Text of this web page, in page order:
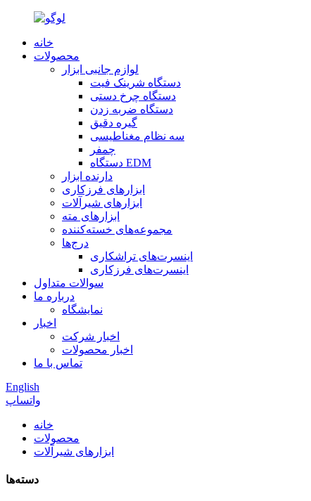
خانه
محصولات
لوازم جانبی ابزار
دستگاه شرینک فیت
دستگاه چرخ دستی
دستگاه ضربه زدن
گیره دقیق
سه نظام مغناطیسی
چمفر
دستگاه EDM
دارنده ابزار
ابزارهای فرزکاری
ابزارهای شیرآلات
ابزارهای مته
مجموعه‌های خسته‌کننده
درج‌ها
اینسرت‌های تراشکاری
اینسرت‌های فرزکاری
سوالات متداول
درباره ما
نمایشگاه
اخبار
اخبار شرکت
اخبار محصولات
تماس با ما
English
واتساپ
خانه
محصولات
ابزارهای شیرآلات
دسته‌ها